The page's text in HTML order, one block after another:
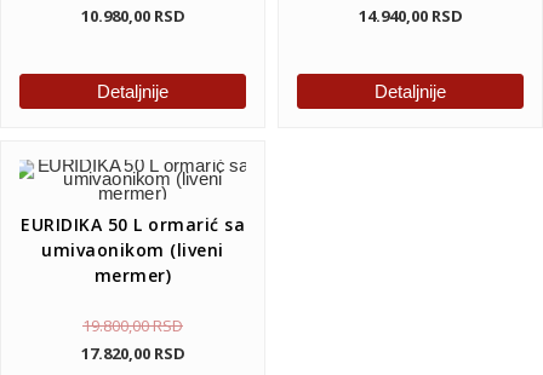
10.980,00 RSD
Detaljnije
14.940,00 RSD
Detaljnije
EURIDIKA 50 L ormarić sa
umivaonikom (liveni
mermer)
19.800,00RSD
17.820,00 RSD